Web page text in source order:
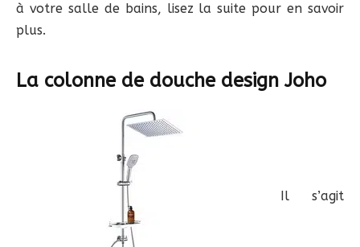
à votre salle de bains, lisez la suite pour en savoir
plus.
La colonne de douche design Joho
Il s’agit